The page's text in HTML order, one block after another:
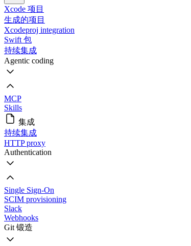
Xcode 项目
生成的项目
Xcodeproj integration
Swift 包
持续集成
Agentic coding
MCP
Skills
集成
持续集成
HTTP proxy
Authentication
Single Sign-On
SCIM provisioning
Slack
Webhooks
Git 锻造